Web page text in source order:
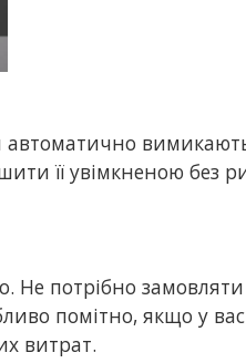
автоматично
її увімкненою без
Не потрібно замовляти
помітно, якщо у вас
витрат.